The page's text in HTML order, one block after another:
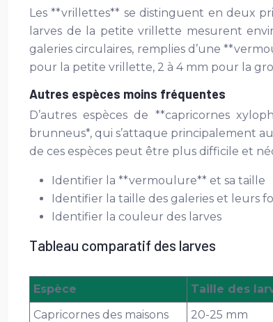
Les **vrillettes** se distinguent en deux
larves de la petite vrillette mesurent
galeries circulaires, remplies d’une
pour la petite vrillette, 2 à 4 mm pour la
Autres espèces moins fréquentes
D’autres espèces de **capricornes
brunneus*, qui s’attaque principalement
de ces espèces peut être plus difficile et
Identifier la **vermoulure** et sa taille
Identifier la taille des galeries et leurs
Identifier la couleur des larves
Tableau comparatif des larves
Espèce Taille des
Capricornes des maisons
20-25 mm